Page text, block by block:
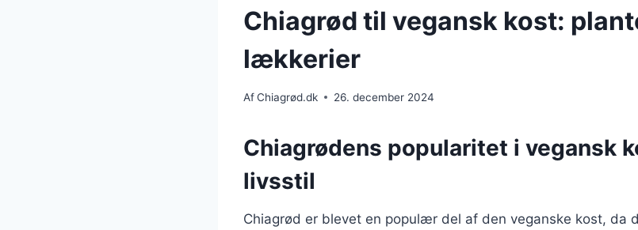
Chiagrød til vegansk kost:
lækkerier
AfChiagrød.dk 26. december 2024
Chiagrødens popularitet i vegansk
livsstil
Chiagrød er blevet en populær del af den veganske kost, da